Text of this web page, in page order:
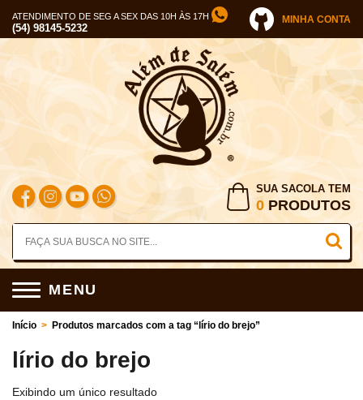
ATENDIMENTO DE SEG A SEX DAS 10H ÀS 17H
(54) 98145-5232
MINHA CONTA
SUA SACOLA TEM
0 PRODUTOS
MENU
Início > Produtos marcados com a tag “lírio do brejo”
lírio do brejo
Exibindo um único resultado